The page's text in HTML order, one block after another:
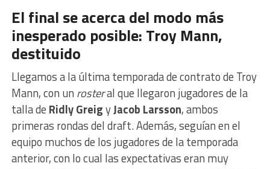
El final se acerca del modo más
inesperado posible: Troy Mann,
destituido
Llegamos a la última temporada de contrato de Troy
Mann, con un rosteral que llegaron jugadores de la
talla de Ridly GreigyJacob Larsson, ambos
primeras rondas del draft. Además, seguían en el
equipo muchos de los jugadores de la temporada
anterior, con lo cual las expectativas eran muy